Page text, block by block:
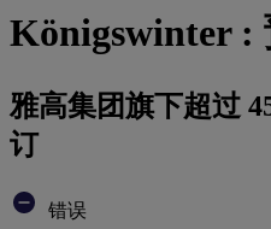
Königswinter :
雅高集团旗下超过
订
错误